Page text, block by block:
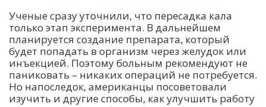
Ученые сразу уточнили, что пересадка кала
только этап эксперимента. В дальнейшем
планируется создание препарата, который
будет попадать в организм через желудок или
инъекцией. Поэтому больным рекомендуют не
паниковать – никаких операций не потребуется.
Но напоследок, американцы посоветовали
изучить и другие способы, как улучшить работу